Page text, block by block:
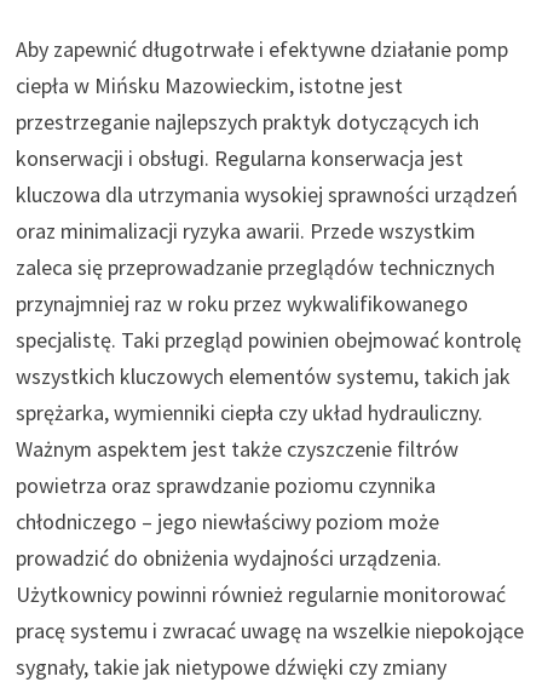
Aby zapewnić długotrwałe i efektywne działanie pomp
ciepła w Mińsku Mazowieckim, istotne jest
przestrzeganie najlepszych praktyk dotyczących ich
konserwacji i obsługi. Regularna konserwacja jest
kluczowa dla utrzymania wysokiej sprawności urządzeń
oraz minimalizacji ryzyka awarii. Przede wszystkim
zaleca się przeprowadzanie przeglądów technicznych
przynajmniej raz w roku przez wykwalifikowanego
specjalistę. Taki przegląd powinien obejmować kontrolę
wszystkich kluczowych elementów systemu, takich jak
sprężarka, wymienniki ciepła czy układ hydrauliczny.
Ważnym aspektem jest także czyszczenie filtrów
powietrza oraz sprawdzanie poziomu czynnika
chłodniczego – jego niewłaściwy poziom może
prowadzić do obniżenia wydajności urządzenia.
Użytkownicy powinni również regularnie monitorować
pracę systemu i zwracać uwagę na wszelkie niepokojące
sygnały, takie jak nietypowe dźwięki czy zmiany